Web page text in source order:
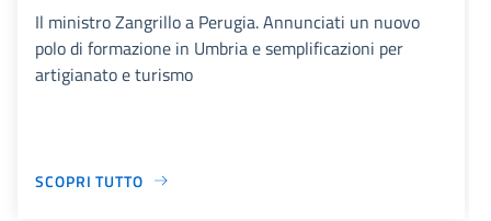
Il ministro Zangrillo a Perugia. Annunciati un nuovo
polo di formazione in Umbria e semplificazioni per
artigianato e turismo
SCOPRI TUTTO